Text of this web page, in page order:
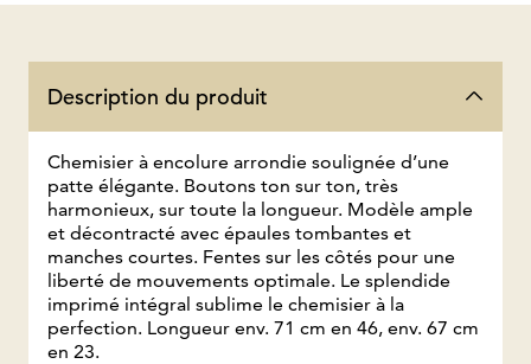
Description du produit
Chemisier à encolure arrondie soulignée d’une
patte élégante. Boutons ton sur ton, très
harmonieux, sur toute la longueur. Modèle ample
et décontracté avec épaules tombantes et
manches courtes. Fentes sur les côtés pour une
liberté de mouvements optimale. Le splendide
imprimé intégral sublime le chemisier à la
perfection. Longueur env. 71 cm en 46, env. 67 cm
en 23.